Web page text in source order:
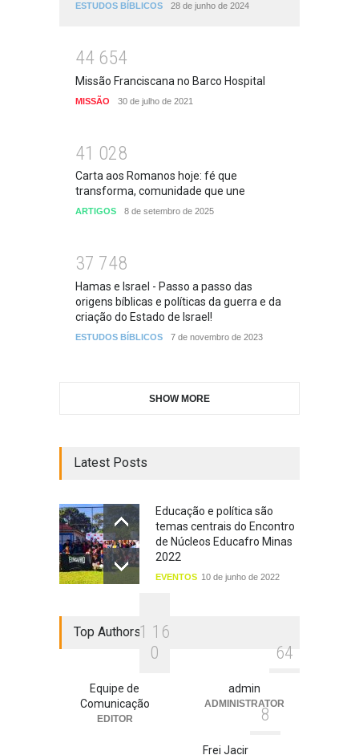
ESTUDOS BÍBLICOS 28 de junho de 2024
44 654
Missão Franciscana no Barco Hospital
MISSÃO 30 de julho de 2021
41 028
Carta aos Romanos hoje: fé que
transforma, comunidade que une
ARTIGOS 8 de setembro de 2025
37 748
Hamas e Israel - Passo a passo das
origens bíblicas e políticas da guerra e da
criação do Estado de Israel!
ESTUDOS BÍBLICOS 7 de novembro de 2023
SHOW MORE
Latest Posts
Educação e política são
temas centrais do Encontro
de Núcleos Educafro Minas
2022
EVENTOS 10 de junho de 2022
Top Authors1 1 6
0
Equipe de
Comunicação
EDITOR
64
admin
ADMINISTRATOR
8
Frei Jacir